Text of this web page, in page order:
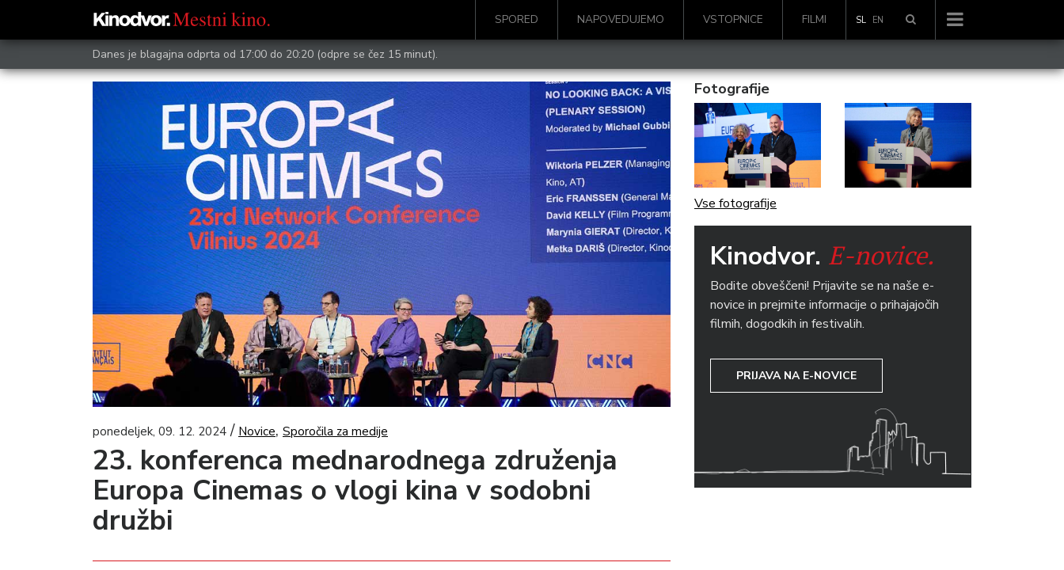
SPORED NAPOVEDUJEMO VSTOPNICE FILMI SL EN
Danes je blagajna odprta od 17:00 do 20:20 (odpre se čez 15 minut).
ponedeljek, 09. 12. 2024/ Novice, Sporočila za medije
23. konferenca mednarodnega združenja
Europa Cinemas o vlogi kina v sodobni
družbi
Fotografije
Vse fotografije
Kinodvor. E-novice.
Bodite obveščeni! Prijavite se na naše e-
novice in prejmite informacije o prihajajočih
filmih, dogodkih in festivalih.
PRIJAVA NA E-NOVICE